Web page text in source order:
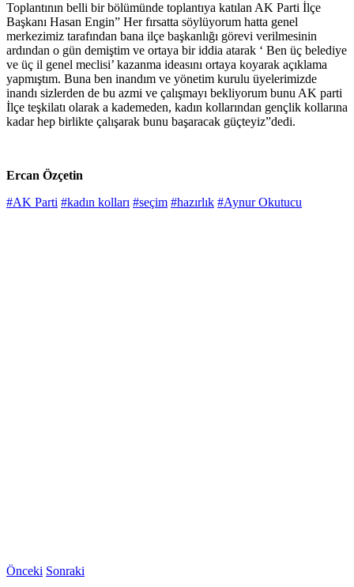
Toplantının belli bir bölümünde toplantıya katılan AK Parti İlçe
Başkanı Hasan Engin” Her fırsatta söylüyorum hatta genel
merkezimiz tarafından bana ilçe başkanlığı görevi verilmesinin
ardından o gün demiştim ve ortaya bir iddia atarak ‘ Ben üç belediye
ve üç il genel meclisi’ kazanma ideasını ortaya koyarak açıklama
yapmıştım. Buna ben inandım ve yönetim kurulu üyelerimizde
inandı sizlerden de bu azmi ve çalışmayı bekliyorum bunu AK parti
İlçe teşkilatı olarak a kademeden, kadın kollarından gençlik kollarına
kadar hep birlikte çalışarak bunu başaracak güçteyiz”dedi.
Ercan Özçetin
#AK Parti #kadın kolları #seçim #hazırlık #Aynur Okutucu
Önceki Sonraki